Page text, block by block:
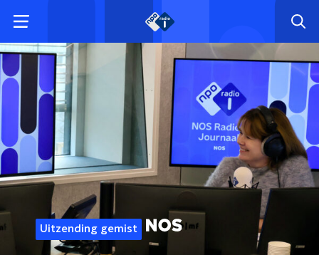
Uitzending gemist